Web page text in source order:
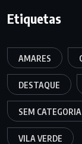
Etiquetas
AMARES
DESTAQUE
SEM CATEGORIA
VILA VERDE